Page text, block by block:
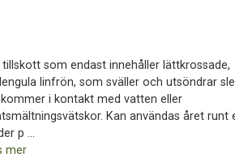
tillskott som endast innehåller lättkrossade,
linfrön, som sväller och utsöndrar
i kontakt med vatten eller
Kan användas året runt
p ...
mer